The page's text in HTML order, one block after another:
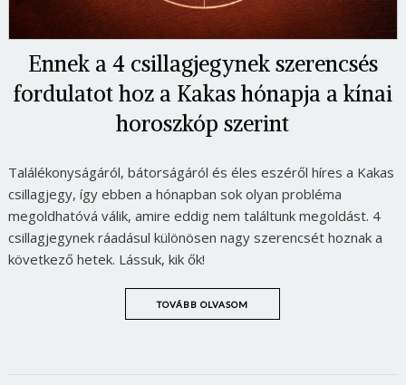
Ennek a 4 csillagjegynek szerencsés
fordulatot hoz a Kakas hónapja a kínai
horoszkóp szerint
Találékonyságáról, bátorságáról és éles eszéről híres a Kakas
csillagjegy, így ebben a hónapban sok olyan probléma
megoldhatóvá válik, amire eddig nem találtunk megoldást. 4
csillagjegynek ráadásul különösen nagy szerencsét hoznak a
következő hetek. Lássuk, kik ők!
TOVÁBB OLVASOM